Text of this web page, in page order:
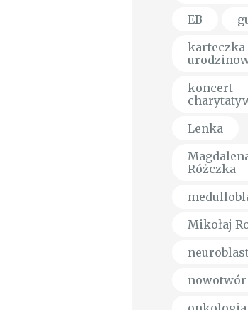
EB
karteczka
koncert
Lenka
Różczka
Mikołaj
nowotwór